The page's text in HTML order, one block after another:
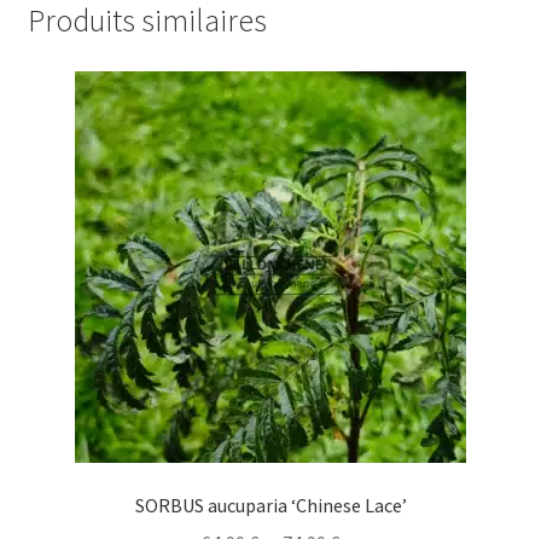
Produits similaires
SORBUS aucuparia ‘Chinese Lace’